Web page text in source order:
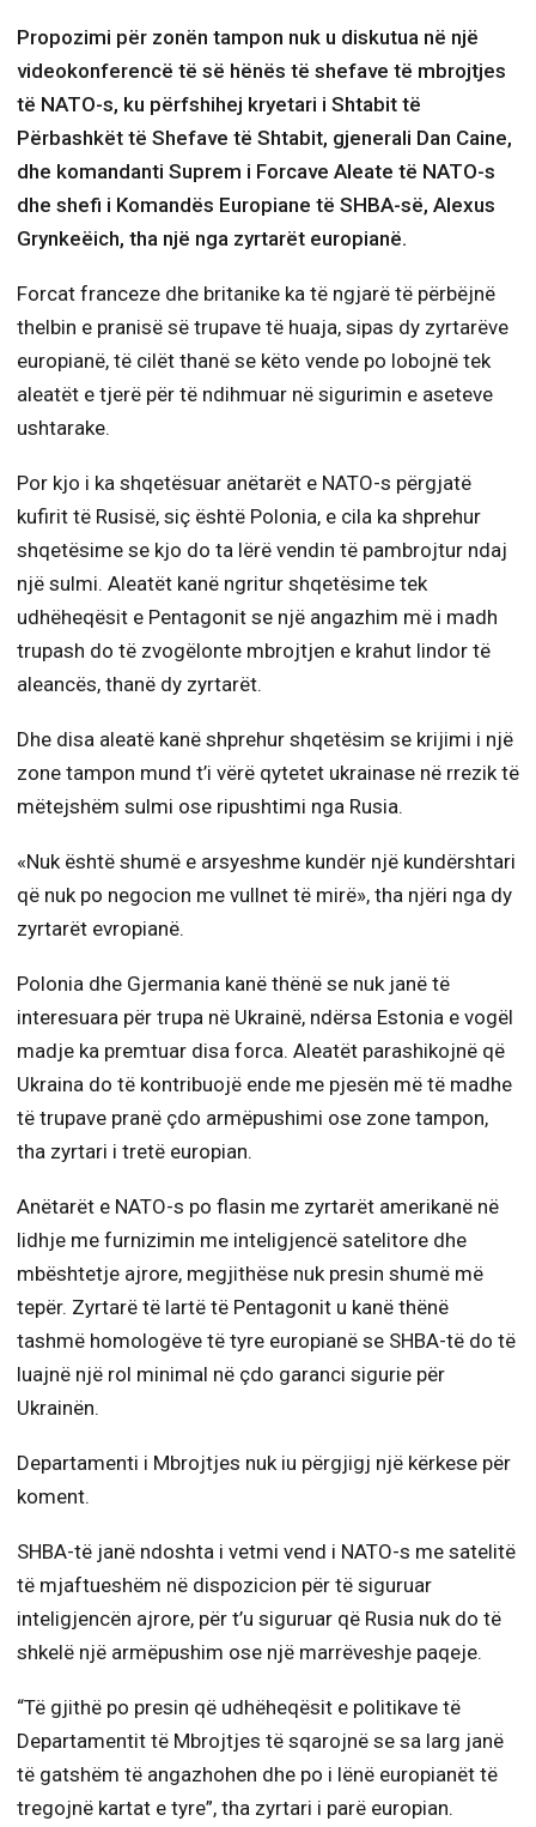
Propozimi për zonën tampon nuk u diskutua në një
videokonferencë të së hënës të shefave të mbrojtjes
të NATO-s, ku përfshihej kryetari i Shtabit të
Përbashkët të Shefave të Shtabit, gjenerali Dan Caine,
dhe komandanti Suprem i Forcave Aleate të NATO-s
dhe shefi i Komandës Europiane të SHBA-së, Alexus
Grynkeëich, tha një nga zyrtarët europianë.
Forcat franceze dhe britanike ka të ngjarë të përbëjnë
thelbin e pranisë së trupave të huaja, sipas dy zyrtarëve
europianë, të cilët thanë se këto vende po lobojnë tek
aleatët e tjerë për të ndihmuar në sigurimin e aseteve
ushtarake.
Por kjo i ka shqetësuar anëtarët e NATO-s përgjatë
kufirit të Rusisë, siç është Polonia, e cila ka shprehur
shqetësime se kjo do ta lërë vendin të pambrojtur ndaj
një sulmi. Aleatët kanë ngritur shqetësime tek
udhëheqësit e Pentagonit se një angazhim më i madh
trupash do të zvogëlonte mbrojtjen e krahut lindor të
aleancës, thanë dy zyrtarët.
Dhe disa aleatë kanë shprehur shqetësim se krijimi i një
zone tampon mund t’i vërë qytetet ukrainase në rrezik të
mëtejshëm sulmi ose ripushtimi nga Rusia.
«Nuk është shumë e arsyeshme kundër një kundërshtari
që nuk po negocion me vullnet të mirë», tha njëri nga dy
zyrtarët evropianë.
Polonia dhe Gjermania kanë thënë se nuk janë të
interesuara për trupa në Ukrainë, ndërsa Estonia e vogël
madje ka premtuar disa forca. Aleatët parashikojnë që
Ukraina do të kontribuojë ende me pjesën më të madhe
të trupave pranë çdo armëpushimi ose zone tampon,
tha zyrtari i tretë europian.
Anëtarët e NATO-s po flasin me zyrtarët amerikanë në
lidhje me furnizimin me inteligjencë satelitore dhe
mbështetje ajrore, megjithëse nuk presin shumë më
tepër. Zyrtarë të lartë të Pentagonit u kanë thënë
tashmë homologëve të tyre europianë se SHBA-të do të
luajnë një rol minimal në çdo garanci sigurie për
Ukrainën.
Departamenti i Mbrojtjes nuk iu përgjigj një kërkese për
koment.
SHBA-të janë ndoshta i vetmi vend i NATO-s me satelitë
të mjaftueshëm në dispozicion për të siguruar
inteligjencën ajrore, për t’u siguruar që Rusia nuk do të
shkelë një armëpushim ose një marrëveshje paqeje.
“Të gjithë po presin që udhëheqësit e politikave të
Departamentit të Mbrojtjes të sqarojnë se sa larg janë
të gatshëm të angazhohen dhe po i lënë europianët të
tregojnë kartat e tyre”, tha zyrtari i parë europian.